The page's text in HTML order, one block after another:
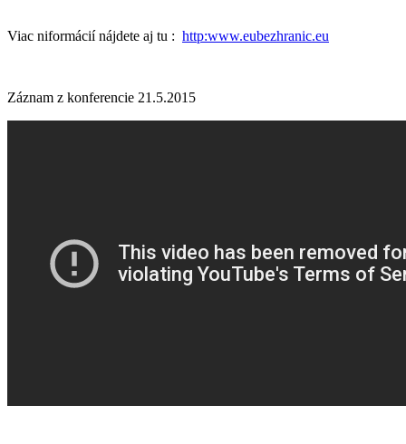
Viac niformácií nájdete aj tu : http:www.eubezhranic.eu
Záznam z konferencie 21.5.2015